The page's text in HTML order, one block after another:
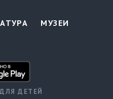
МУЗЕИ
ДЛЯ ДЕТЕЙ